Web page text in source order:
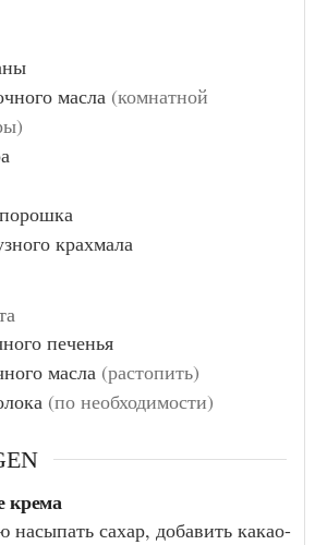
масла (комнатной
крахмала
печенья
масла (растопить)
(по необходимости)
крема
насыпать сахар, добавить какао-